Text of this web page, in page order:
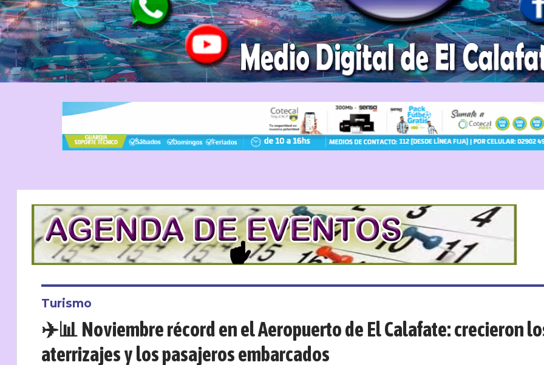
✈️📊 Noviembre récord en el Aeropuerto de El Calafate: crecieron
aterrizajes y los pasajeros embarcados
Turismo